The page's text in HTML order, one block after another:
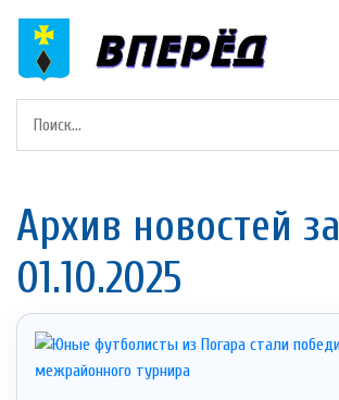
Архив новостей за
01.10.2025